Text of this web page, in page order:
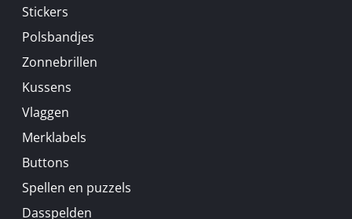
Stickers
Polsbandjes
Zonnebrillen
Kussens
Vlaggen
Merklabels
Buttons
Spellen en puzzels
Dasspelden